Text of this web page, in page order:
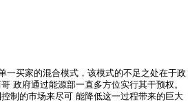
一买家的混合模式，该模式的不足之处在于政
政府通过能源部一直多方位实行其干预权。
制的市场来尽可 能降低这一过程带来的巨大